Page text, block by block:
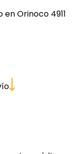
Orinoco 4911